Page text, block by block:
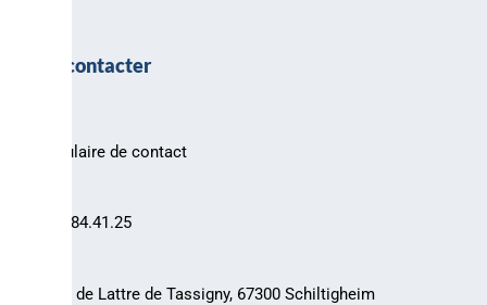
Nous contacter
Formulaire de contact
03.88.84.41.25
30 rue de Lattre de Tassigny, 67300 Schiltigheim